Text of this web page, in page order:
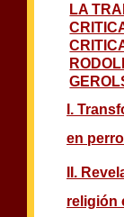
LA
I.
en
II.
religión